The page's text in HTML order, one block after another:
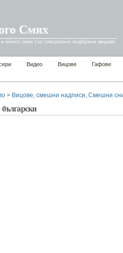
Смях
много смях със специално подбрани вицове
Видео Вицове Гафове
> Вицове, смешни надписи, Смешни